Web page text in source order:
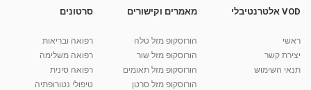
VOD אלטרנטיבלי
ראשי
יצירת קשר
תנאי השימוש
מאמרים וקישורים
הורוסקופ מזל טלה
הורוסקופ מזל שור
הורוסקופ מזל תאומים
הורוסקופ מזל סרטן
סרטונים
רפואה ובריאות
רפואה משלימה
רפואה סינית
טיפולי נטורופתיה